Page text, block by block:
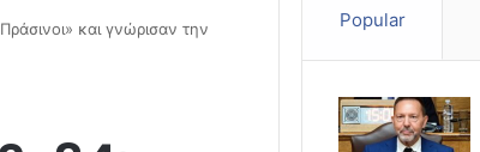
και γνώρισαν την
Popular